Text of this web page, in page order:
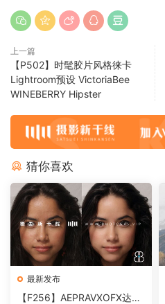
上一篇
【P502】时髦胶片风格徕卡
Lightroom预设 VictoriaBee
WINEBERRY Hipster
猜你喜欢
最新发布
【F256】AEPRAVXOFX达芬